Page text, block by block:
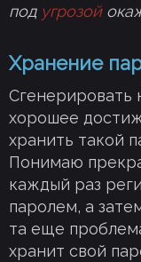
под угрозой
Хранение
Сгенерировать
хорошее
хранить такой
Понимаю
каждый раз
паролем, а
та еще
хранит свой